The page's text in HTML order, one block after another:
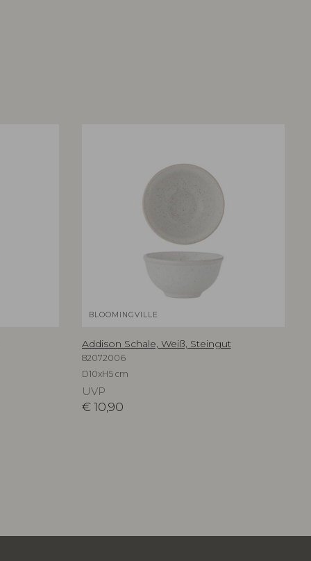
BLOOMINGVILLE
Addison Schale, Weiß, Steingut
82072006
D10xH5 cm
UVP
€ 10,90